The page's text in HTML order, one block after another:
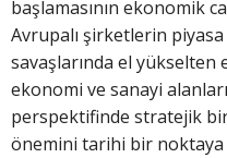
başlamasının ekonomik
Avrupalı şirketlerin
savaşlarında el yükselten
ekonomi ve sanayi
perspektifinde stratejik
önemini tarihi bir noktaya